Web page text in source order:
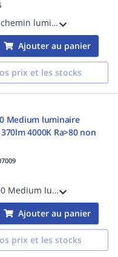
Réglette pour chemin lumineux - CONTUS 10000-840 L2000 VWB HF WH - Accessoire pour installation d'éclairage ¿ 10380 lm ¿ 68.8W ¿ 4000K ¿ Ra>80 ¿ IP20
Ajouter au panier
prix et les stocks
Medium luminaire
4000K Ra>80 non
Arena Eco 1200 Medium luminaire à usage industriel LED 76W 11370 lumens 150 lumens/W 4000K IRC>80 non dimmable SDCM 3 UGR< 25 durée de vie : L80/B20> 100 000 heures Matériau : acier 230V classe I IP23 IK10 conforme à la norme Hea 01
Ajouter au panier
prix et les stocks